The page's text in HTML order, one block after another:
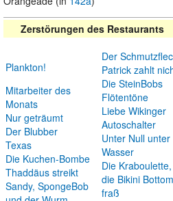
Zerstörungen des Restaurants
Plankton!
Mitarbeiter des
Monats
Nur geträumt
Der Blubber
Texas
Die Kuchen-Bombe
Thaddäus streikt
Sandy, SpongeBob
Der
Patrick zahlt
Die SteinBobs
Flötentöne
Liebe Wikinger
Autoschalter
Unter Null unter
Wasser
Die Kraboulette,
die Bikini Bottom
fraß